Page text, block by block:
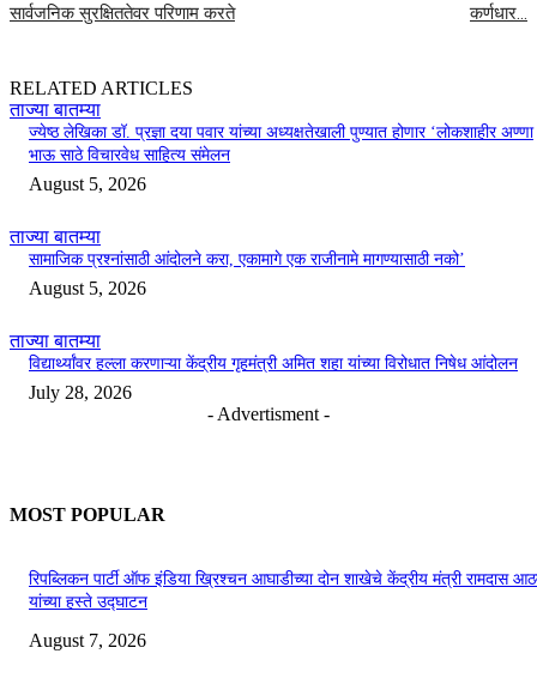
सार्वजनिक सुरक्षिततेवर परिणाम करते
कर्णधार…
RELATED ARTICLES
ताज्या बातम्या
ज्येष्ठ लेखिका डॉ. प्रज्ञा दया पवार यांच्या अध्यक्षतेखाली पुण्यात होणार ‘लोकशाहीर अण्णा
भाऊ साठे विचारवेध साहित्य संमेलन
August 5, 2026
ताज्या बातम्या
सामाजिक प्रश्नांसाठी आंदोलने करा, एकामागे एक राजीनामे मागण्यासाठी नको’
August 5, 2026
ताज्या बातम्या
विद्यार्थ्यांवर हल्ला करणाऱ्या केंद्रीय गृहमंत्री अमित शहा यांच्या विरोधात निषेध आंदोलन
July 28, 2026
- Advertisment -
MOST POPULAR
रिपब्लिकन पार्टी ऑफ इंडिया ख्रिश्चन आघाडीच्या दोन शाखेचे केंद्रीय मंत्री रामदास
यांच्या हस्ते उद्घाटन
August 7, 2026